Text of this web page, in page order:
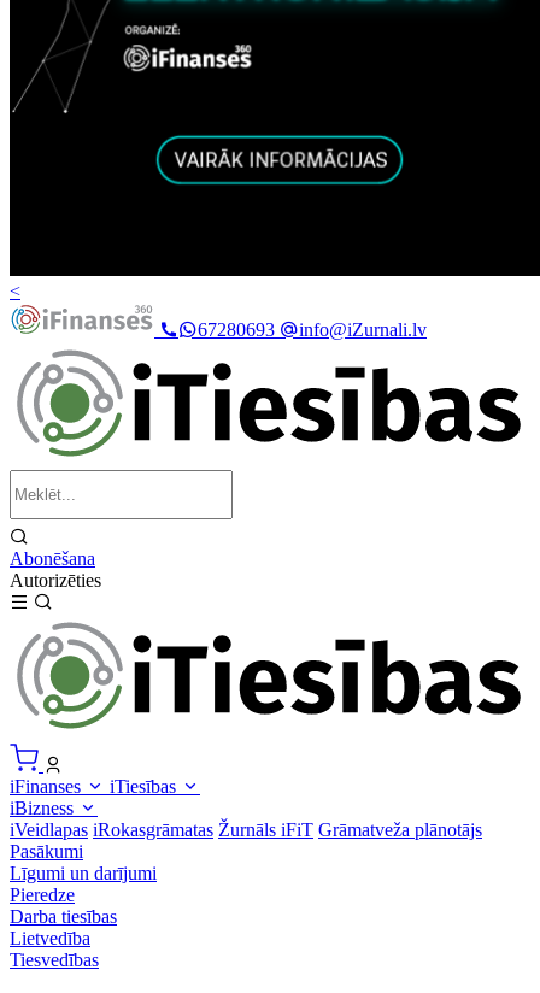
<
67280693
info@iZurnali.lv
Abonēšana
Autorizēties
iFinanses
iTiesības
iBizness
iVeidlapas iRokasgrāmatas Žurnāls iFiT Grāmatveža plānotājs
Pasākumi
Līgumi un darījumi
Pieredze
Darba tiesības
Lietvedība
Tiesvedības